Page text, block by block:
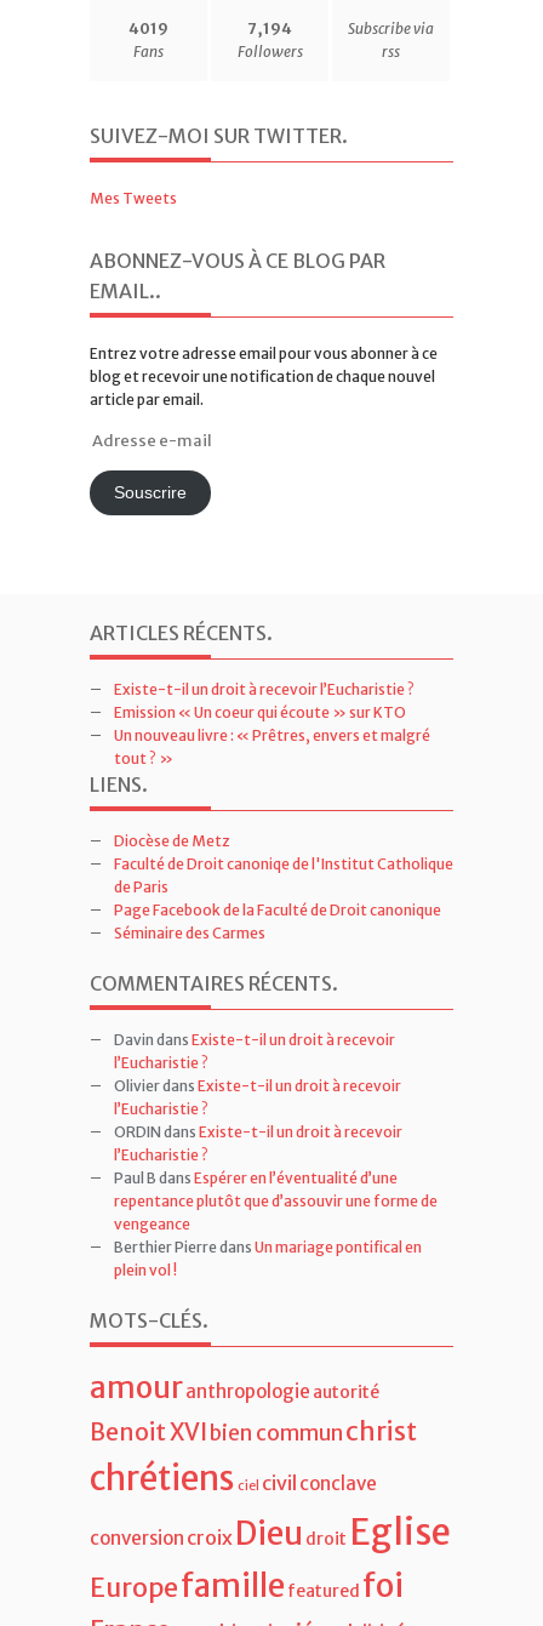
4019
Fans
7,194
Followers
Subscribe via
rss
SUIVEZ-MOI SUR TWITTER.
Mes Tweets
ABONNEZ-VOUS À CE BLOG PAR
EMAIL..
Entrez votre adresse email pour vous abonner à ce
blog et recevoir une notification de chaque nouvel
article par email.
Adresse
mailSouscrire
ARTICLES RÉCENTS.
Existe-t-il un droit à recevoir l’Eucharistie ?
Emission « Un coeur qui écoute » sur KTO
Un nouveau livre : « Prêtres, envers et malgré
tout ? »
LIENS.
Diocèse de Metz
Faculté de Droit canoniqe de l'Institut Catholique
de Paris
Page Facebook de la Faculté de Droit canonique
Séminaire des Carmes
COMMENTAIRES RÉCENTS.
Davin dans Existe-t-il un droit à recevoir
l’Eucharistie ?
Olivierdans Existe-t-il un droit à recevoir
l’Eucharistie ?
ORDIN dans Existe-t-il un droit à recevoir
l’Eucharistie ?
Paul B dans Espérer en l’éventualité d’une
repentance plutôt que d’assouvir une forme de
vengeance
Berthier Pierredans Un mariage pontifical en
plein vol !
MOTS-CLÉS.
amouranthropologie autorité
Benoit XVIbien communchrist
chrétiens ciel civil conclave
conversion croix Dieu droit Eglise
Europefamille featured foi